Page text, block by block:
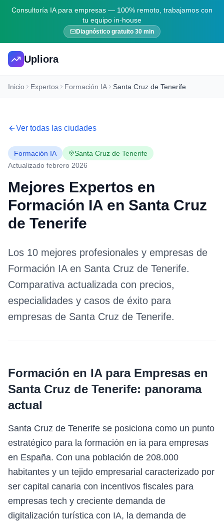
Consultoría IA para empresas — 100% remoto, trabajamos con
tu equipo in-house
Diagnóstico gratuito 30 min
Upliora
Inicio Expertos Formación IA Santa Cruz de Tenerife
Ver todas las ciudades
Formación IA
Santa Cruz de Tenerife
Actualizado febrero 2026
Mejores Expertos en
Formación IA en Santa Cruz
de Tenerife
Los 10 mejores profesionales y empresas de
Formación IAen Santa Cruz de Tenerife.
Comparativa actualizada con precios,
especialidades y casos de éxito para
empresas de Santa Cruz de Tenerife.
Formación en IA para Empresas en
Santa Cruz de Tenerife: panorama
actual
Santa Cruz de Tenerife se posiciona como un punto
estratégico para la formación en ia para empresas
en España. Con una población de 208.000
habitantes y un tejido empresarial caracterizado por
ser capital canaria con incentivos fiscales para
empresas tech y creciente demanda de
digitalización turística con IA, la demanda de